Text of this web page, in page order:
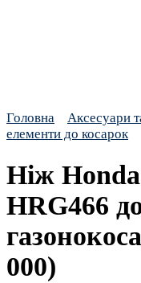
Головна Аксесуари
елементи до косарок
Ніж
HRG466
000)